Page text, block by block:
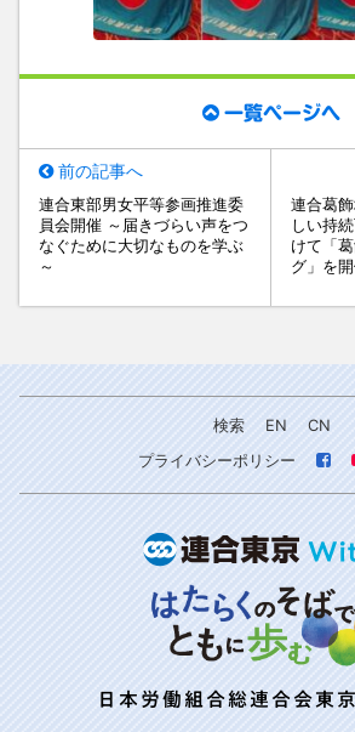
一覧ページへ
前の記事へ
連合東部男女平等参画推進委
員会開催 ～届きづらい声をつ
なぐために大切なものを学ぶ
～
連合葛
しい持
けて「
グ」を
検索 EN
CN
プライバシーポリシー
日本労働組合総連合会東